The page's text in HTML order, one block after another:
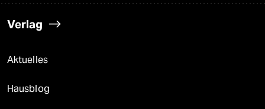
Verlag
Aktuelles
Hausblog